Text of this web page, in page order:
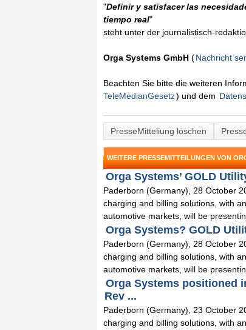
"Definir y satisfacer las
tiempo real"
steht unter der journalistisch-
Orga Systems GmbH (Nachricht
Beachten Sie bitte die weiteren
TeleMedianGesetz) und dem
PresseMitteliung löschen
WEITERE PRESSEMITTEILUNGEN VON
Orga Systems’ GOLD
Paderborn (Germany), 28 October
charging and billing solutions, with
automotive markets, will be
Orga Systems? GOLD
Paderborn (Germany), 28 October
charging and billing solutions, with
automotive markets, will be
Orga Systems positioned
Rev ...
Paderborn (Germany), 23 October
charging and billing solutions, with